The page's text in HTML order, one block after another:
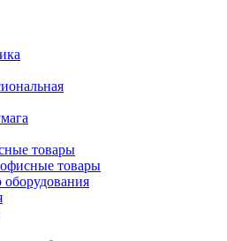
товары
товары
оборудования